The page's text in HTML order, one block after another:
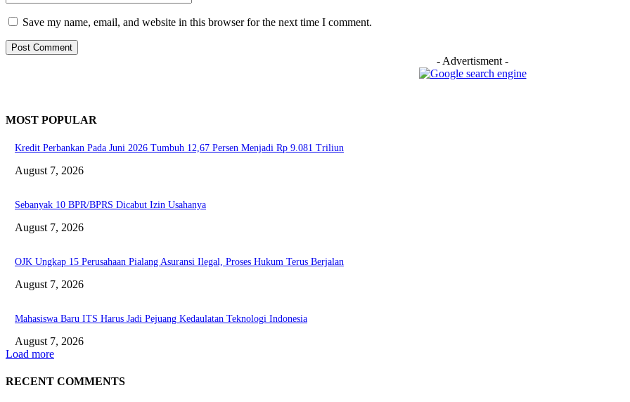
Save my name, email, and website in this browser for the next time I comment.
- Advertisment -
MOST POPULAR
Kredit Perbankan Pada Juni 2026 Tumbuh 12,67 Persen Menjadi Rp 9.081 Triliun
August 7, 2026
Sebanyak 10 BPR/BPRS Dicabut Izin Usahanya
August 7, 2026
OJK Ungkap 15 Perusahaan Pialang Asuransi Ilegal, Proses Hukum Terus Berjalan
August 7, 2026
Mahasiswa Baru ITS Harus Jadi Pejuang Kedaulatan Teknologi Indonesia
August 7, 2026
Load more
RECENT COMMENTS